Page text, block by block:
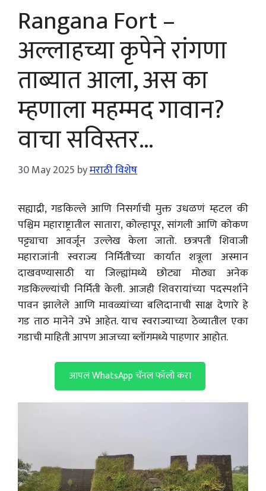
Rangana Fort –
अल्लाहच्या कृपेने रांगणा
ताब्यात आला, अस का
म्हणाला महम्मद गावान?
वाचा सविस्तर…
30 May 2025 byमराठी विशेष
सह्याद्री, गडकिल्ले आणि निसर्गाची मुक्त उधळणं म्हटल की
पश्चिम महाराष्ट्रातील सातारा, कोल्हापूर, सांगली आणि कोकण
पट्ट्याचा आवर्जून उल्लेख केला जातो. छत्रपती शिवाजी
महाराजांनी स्वराज्य निर्मितीच्या कार्यात शत्रूला अस्मान
दाखवण्यासाठी या जिल्ह्यांमध्ये छोट्या मोठ्या अनेक
गडकिल्ल्यांची निर्मिती केली. आजही शिवरायांच्या पदस्पर्शाने
पावन झालेले आणि मावळ्यांच्या बलिदानाची साक्ष देणारे हे
गड ताठ मानेने उभे आहेत. याच स्वराज्याच्या ठेव्यातील एका
गडाची माहिती आपण आजच्या ब्लॉगमध्ये पाहणार आहोत.
आपलं WhatsApp चॅनल फॉलो करा